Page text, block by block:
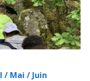
/ Mai / Juin